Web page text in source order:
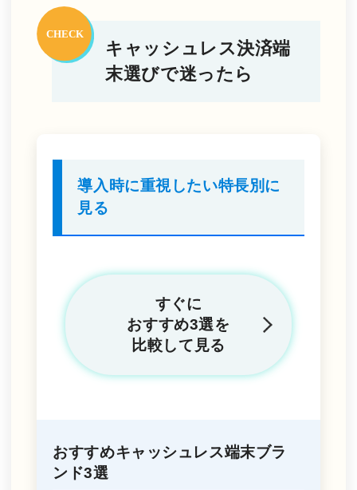
キャッシュレス決済端
末選びで迷ったら
導入時に重視したい特長別に
見る
すぐに
おすすめ3選を
比較して見る
おすすめキャッシュレス端末ブラ
ンド3選